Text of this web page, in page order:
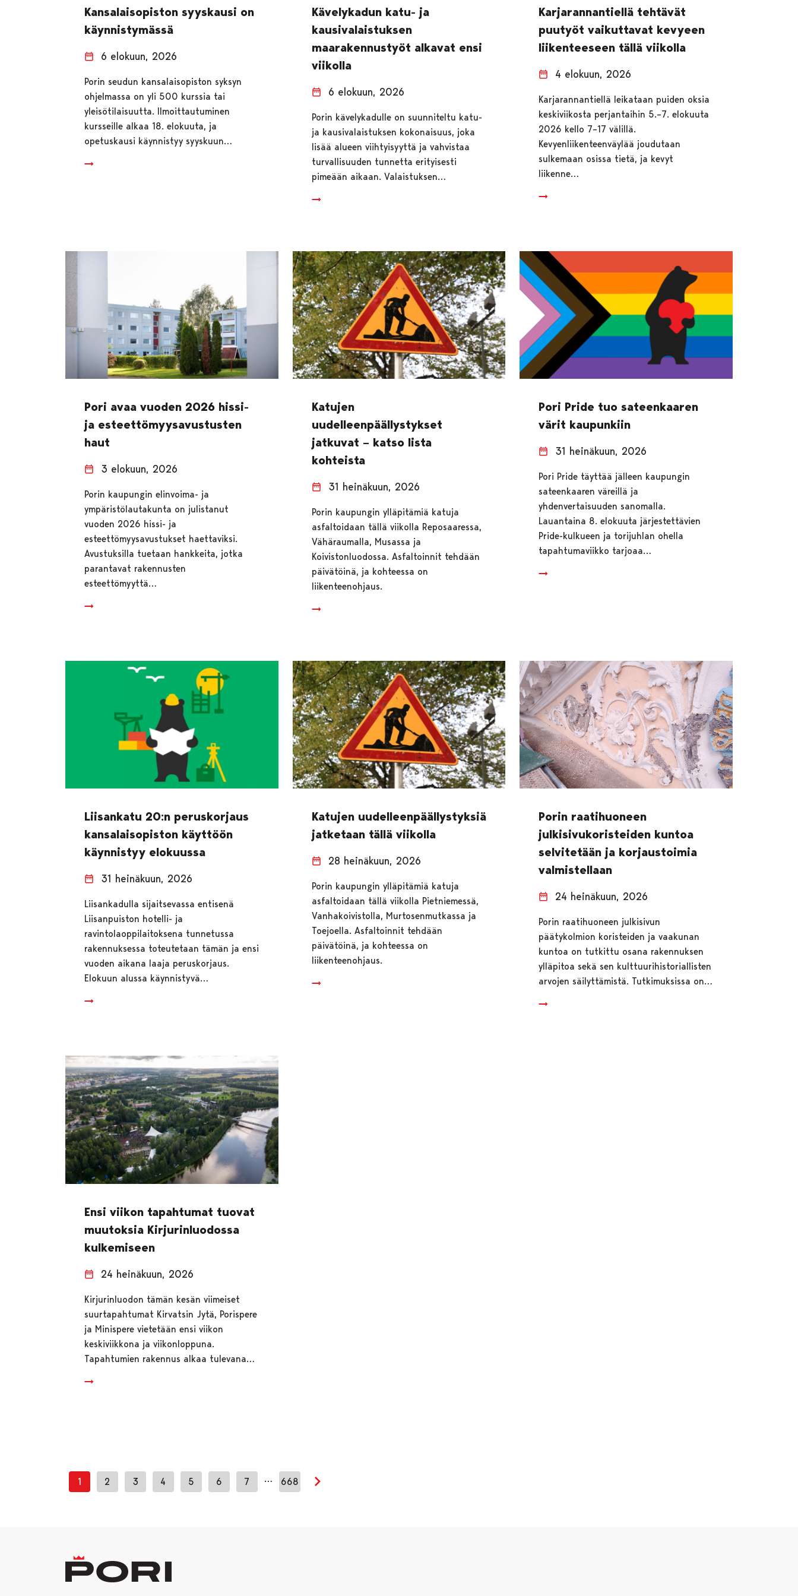
Kansalaisopiston syyskausi on
käynnistymässä
6 elokuun, 2026
Porin seudun kansalaisopiston syksyn
ohjelmassa on yli 500 kurssia tai
yleisötilaisuutta. Ilmoittautuminen
kursseille alkaa 18. elokuuta, ja
opetuskausi käynnistyy syyskuun…
Kävelykadun katu- ja
kausivalaistuksen
maarakennustyöt alkavat ensi
viikolla
6 elokuun, 2026
Porin kävelykadulle on suunniteltu katu-
ja kausivalaistuksen kokonaisuus, joka
lisää alueen viihtyisyyttä ja vahvistaa
turvallisuuden tunnetta erityisesti
pimeään aikaan. Valaistuksen…
Karjarannantiellä tehtävät
puutyöt vaikuttavat kevyeen
liikenteeseen tällä viikolla
4 elokuun, 2026
Karjarannantiellä leikataan puiden oksia
keskiviikosta perjantaihin 5.–7. elokuuta
2026 kello 7–17 välillä.
Kevyenliikenteenväylää joudutaan
sulkemaan osissa tietä, ja kevyt
liikenne…
Pori avaa vuoden 2026 hissi-
ja esteettömyysavustusten
haut
3 elokuun, 2026
Porin kaupungin elinvoima- ja
ympäristölautakunta on julistanut
vuoden 2026 hissi- ja
esteettömyysavustukset haettaviksi.
Avustuksilla tuetaan hankkeita, jotka
parantavat rakennusten
esteettömyyttä…
Katujen
uudelleenpäällystykset
jatkuvat – katso lista
kohteista
31 heinäkuun, 2026
Porin kaupungin ylläpitämiä katuja
asfaltoidaan tällä viikolla Reposaaressa,
Vähäraumalla, Musassa ja
Koivistonluodossa. Asfaltoinnit tehdään
päivätöinä, ja kohteessa on
liikenteenohjaus.
Pori Pride tuo sateenkaaren
värit kaupunkiin
31 heinäkuun, 2026
Pori Pride täyttää jälleen kaupungin
sateenkaaren väreillä ja
yhdenvertaisuuden sanomalla.
Lauantaina 8. elokuuta järjestettävien
Pride-kulkueen ja torijuhlan ohella
tapahtumaviikko tarjoaa…
Liisankatu 20:n peruskorjaus
kansalaisopiston käyttöön
käynnistyy elokuussa
31 heinäkuun, 2026
Liisankadulla sijaitsevassa entisenä
Liisanpuiston hotelli- ja
ravintolaoppilaitoksena tunnetussa
rakennuksessa toteutetaan tämän ja ensi
vuoden aikana laaja peruskorjaus.
Elokuun alussa käynnistyvä…
Katujen uudelleenpäällystyksiä
jatketaan tällä viikolla
28 heinäkuun, 2026
Porin kaupungin ylläpitämiä katuja
asfaltoidaan tällä viikolla Pietniemessä,
Vanhakoivistolla, Murtosenmutkassa ja
Toejoella. Asfaltoinnit tehdään
päivätöinä, ja kohteessa on
liikenteenohjaus.
Porin raatihuoneen
julkisivukoristeiden kuntoa
selvitetään ja korjaustoimia
valmistellaan
24 heinäkuun, 2026
Porin raatihuoneen julkisivun
päätykolmion koristeiden ja vaakunan
kuntoa on tutkittu osana rakennuksen
ylläpitoa sekä sen kulttuurihistoriallisten
arvojen säilyttämistä. Tutkimuksissa on…
Ensi viikon tapahtumat tuovat
muutoksia Kirjurinluodossa
kulkemiseen
24 heinäkuun, 2026
Kirjurinluodon tämän kesän viimeiset
suurtapahtumat Kirvatsin Jytä, Porispere
ja Minispere vietetään ensi viikon
keskiviikkona ja viikonloppuna.
Tapahtumien rakennus alkaa tulevana…
1 2 3 4 5 6 7 … 668